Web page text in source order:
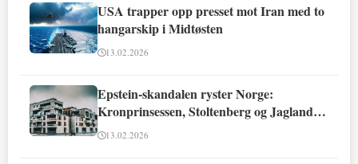
USA trapper opp presset mot Iran med to
hangarskip i Midtøsten
13.02.2026
Epstein-skandalen ryster Norge:
Kronprinsessen, Stoltenberg og Jagland
involvert
13.02.2026